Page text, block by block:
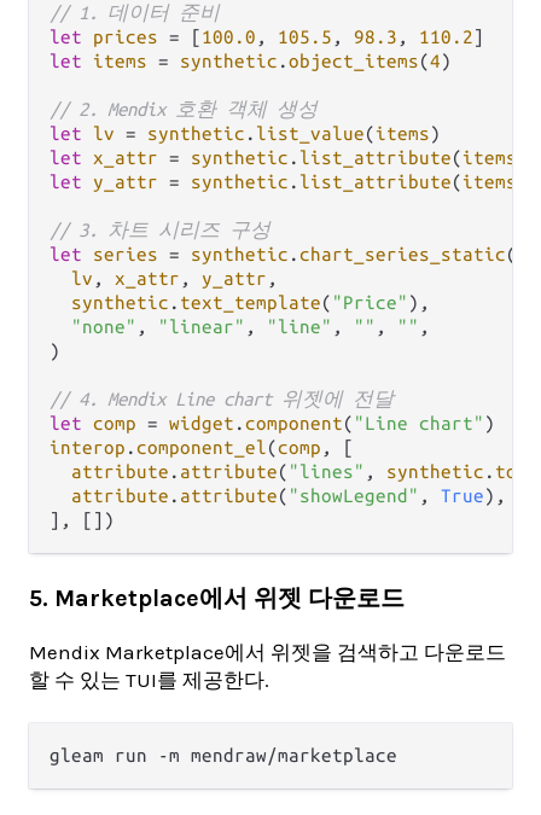
// 1. 데이터 준비
let
prices = [100.0 , 105.5 , 98.3 , 110.2
let
items = synthetic .object_items(4)
// 2. Mendix 호환 객체 생성
let
lv = synthetic . list_value(items
let x_attr = synthetic . list_attribute(items
let
y_attr = synthetic . list_attribute(items
// 3. 차트 시리즈 구성
let
series = synthetic .chart_series_static(
lv , x_attr , y_attr ,
synthetic . text_template( "Price" ),
"none" , "linear" , "line" , "" , "" ,
)
// 4. Mendix Line chart 위젯에 전달
let comp = widget .component( "Line chart"
interop .component_el(comp , [
attribute . attribute( "lines" , synthetic .
attribute . attribute( "showLegend" , True),
5. Marketplace에서 위젯 다운로드
Mendix Marketplace에서 위젯을 검색하고 다운로드
할 수 있는 TUI를 제공한다.